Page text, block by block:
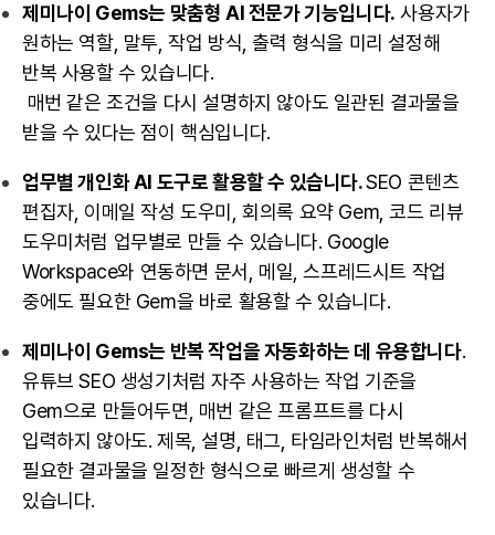
제미나이 Gems는 맞춤형 AI 전문가 기능입니다. 사용자가
원하는 역할, 말투, 작업 방식, 출력 형식을 미리 설정해
반복 사용할 수 있습니다.
매번 같은 조건을 다시 설명하지 않아도 일관된 결과물을
받을 수 있다는 점이 핵심입니다.
업무별 개인화 AI 도구로 활용할 수 있습니다.SEO 콘텐츠
편집자, 이메일 작성 도우미, 회의록 요약 Gem, 코드 리뷰
도우미처럼 업무별로 만들 수 있습니다. Google
Workspace와 연동하면 문서, 메일, 스프레드시트 작업
중에도 필요한 Gem을 바로 활용할 수 있습니다.
제미나이 Gems는 반복 작업을 자동화하는 데 유용합니다.
유튜브 SEO 생성기처럼 자주 사용하는 작업 기준을
Gem으로 만들어두면, 매번 같은 프롬프트를 다시
입력하지 않아도. 제목, 설명, 태그, 타임라인처럼 반복해서
필요한 결과물을 일정한 형식으로 빠르게 생성할 수
있습니다.